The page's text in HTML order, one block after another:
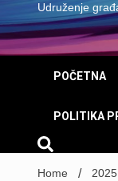
Udruženje
POČETNA
POLITIKA
Home 2025